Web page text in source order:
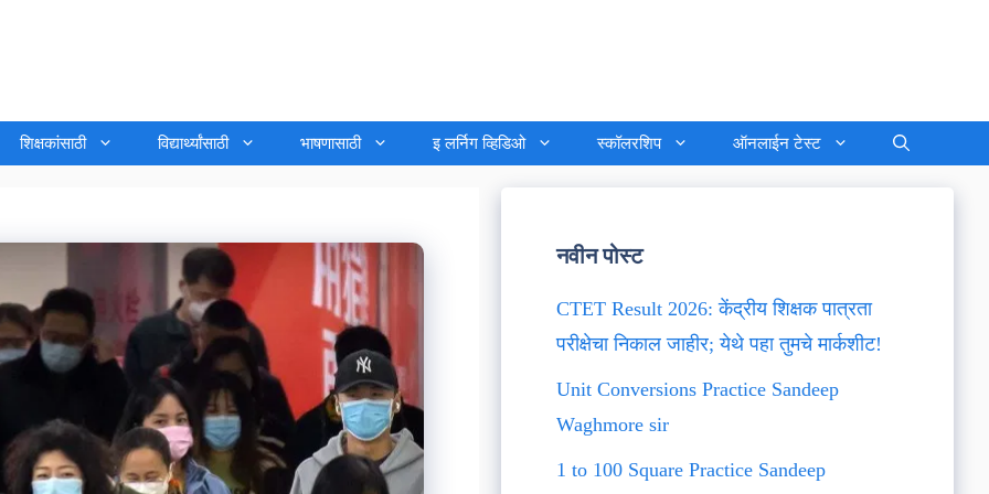
शिक्षकांसाठी विद्यार्थ्यांसाठी भाषणासाठी इ लर्निग व्हिडिओ स्कॉलरशिप ऑनलाईन टेस्ट
नवीन पोस्ट
CTET Result 2026: केंद्रीय शिक्षक पात्रता
परीक्षेचा निकाल जाहीर; येथे पहा तुमचे मार्कशीट!
Unit Conversions Practice Sandeep
Waghmore sir
1 to 100 Square Practice Sandeep